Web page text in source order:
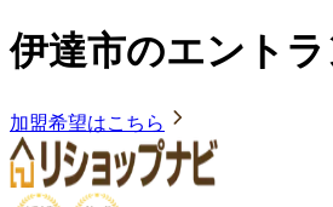
伊達市のエント
加盟希望はこちら